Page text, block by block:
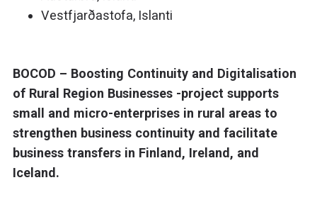
Vestfjarðastofa, Islanti
BOCOD – Boosting Continuity and Digitalisation
of Rural Region Businesses -project supports
small and micro-enterprises in rural areas to
strengthen business continuity and facilitate
business transfers in Finland, Ireland, and
Iceland.